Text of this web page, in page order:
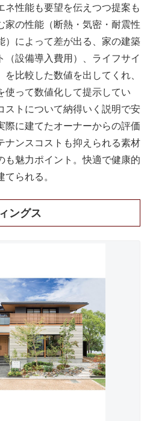
ネ性能も要望を伝えつつ提案も
家の性能（断熱・気密・耐震性
）によって差が出る、家の建築
（設備導入費用）、ライフサイ
比較した数値を出してくれ、
使って数値化して提示してい
ストについて納得いく説明で安
際に建てたオーナーからの評価
ナンスコストも抑えられる素材
も魅力ポイント。快適で健康的
られる。
ングス